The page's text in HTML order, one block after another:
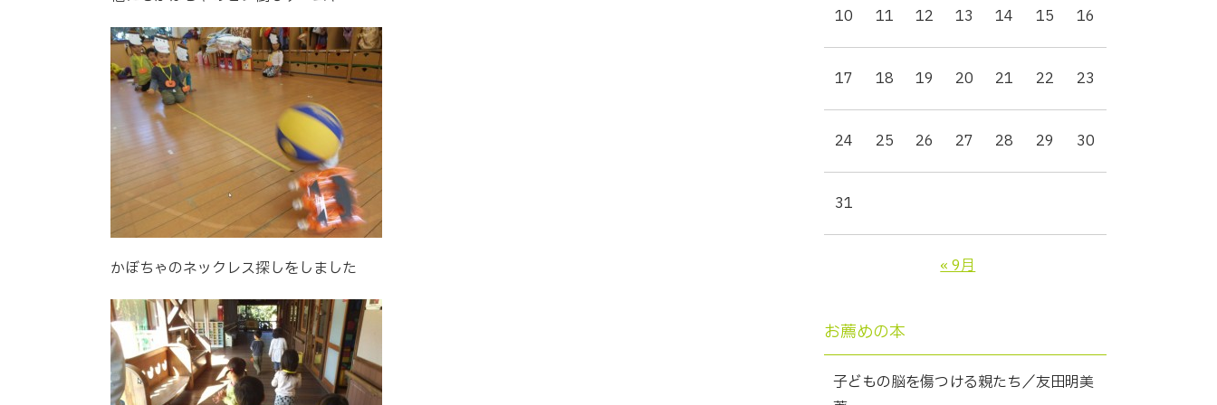
かぼちゃのネックレス探しをしました
10 11 12 13 14 15 16
17 18 19 20 21 22 23
24 25 26 27 28 29 30
31
« 9月
お薦めの本
子どもの脳を傷つける親たち／友田明美